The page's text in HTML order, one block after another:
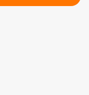
GO132-17STLADT >